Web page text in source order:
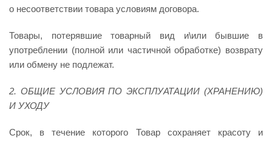
о несоответствии товара условиям договора.
Товары, потерявшие товарный вид и\или бывшие в
употреблении (полной или частичной обработке) возврату
или обмену не подлежат.
2. ОБЩИЕ УСЛОВИЯПО ЭКСПЛУАТАЦИИ (ХРАНЕНИЮ)
И УХОДУ
Срок, в течение которого Товар сохраняет красоту и